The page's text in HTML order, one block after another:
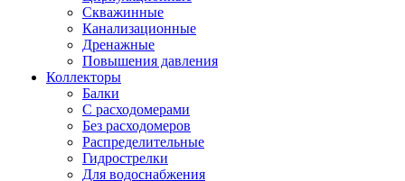
Скважинные
Канализационные
Дренажные
Повышения давления
Коллекторы
Балки
С расходомерами
Без расходомеров
Распределительные
Гидрострелки
Для водоснабжения